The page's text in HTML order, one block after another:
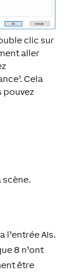
clic sur
aller
Cela
pouvez
scène.
l’entrée AIs.
8 n’ont
être